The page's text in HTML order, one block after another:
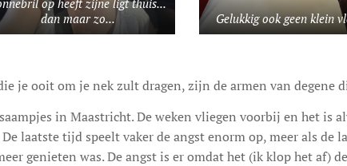
dan maar zo...
Gelukkig ook geen klein
je ooit om je nek zult dragen, zijn de armen van degene
in Maastricht. De weken vliegen voorbij en het is
laatste tijd speelt vaker de angst enorm op, meer als de
genieten was. De angst is er omdat het (ik klop het af)